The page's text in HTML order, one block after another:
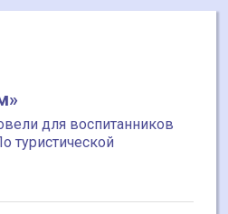
для воспитанников
туристической